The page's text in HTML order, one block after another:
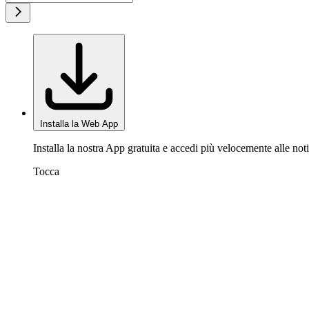
Installa la Web App
Installa la nostra App gratuita e accedi più velocemente alle
Tocca